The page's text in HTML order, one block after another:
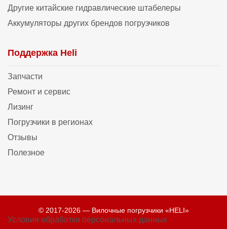
Другие китайские гидравлические штабелеры
Аккумуляторы других брендов погрузчиков
Поддержка Heli
Запчасти
Ремонт и сервис
Лизинг
Погрузчики в регионах
Отзывы
Полезное
© 2017-2026 — Вилочные погрузчики «HELI»
Условия обработки персональных данных